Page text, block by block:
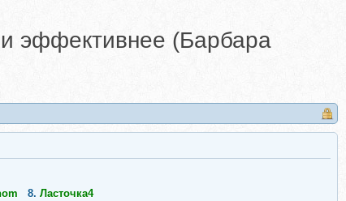
эффективнее (Барбара
8. Ласточка4